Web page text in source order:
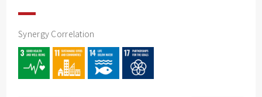
SDG15
SDG16
Synergy Correlation